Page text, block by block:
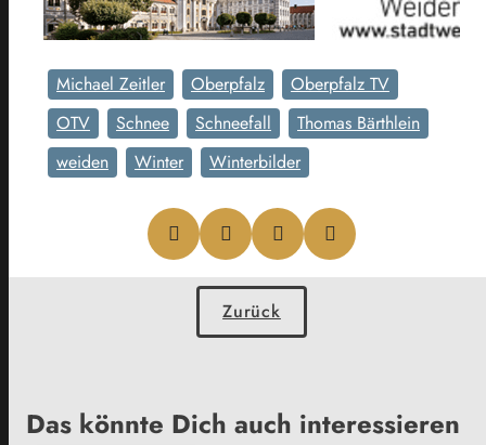
Michael Zeitler Oberpfalz
Oberpfalz TV
OTV
Schnee Schneefall
Thomas Bärthlein
weiden
Winter Winterbilder
Zurück
Das könnte Dich auch interessieren